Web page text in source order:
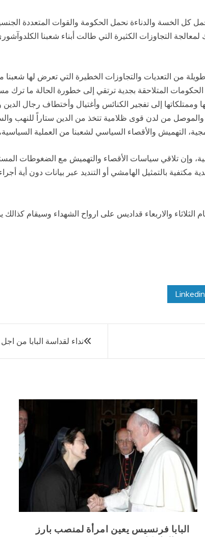
كل الخسة والدناءة نحمل الحكومة والقوات المتعددة
التجاوزات الكثيرة التي طالت أبناء شعبنا
المتلاحقة بجدية ترتقي إلى خطورة الحالة ما ترك
وممتلكاتها إلى تفجير الكنائس وأغتيال وأختطاف رجال
والموصل من لدن قوى ظلامية تتخذ من الدين ستاراً
التهميش والأقصاء السياسي لشعبنا من العملية
وإن تلاقي سياسات الأقصاء والتهميش مع الضغوطات
مكتفية بالتمثيل الهامشي أو التنديد عبر بيانات دون
الثلاثاء والاربعاء قداديس على ارواح الشهداء وسيقام
نداء لقداسة البابا من
البابا فرنسيس يعين امرأة لمنصب بارز